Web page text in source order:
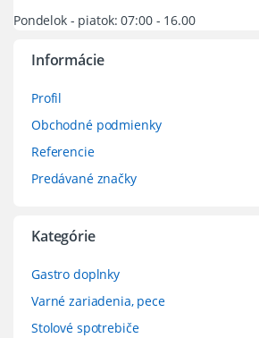
Pondelok - piatok: 07:00 - 16.00
Informácie
Profil
Obchodné podmienky
Referencie
Predávané značky
Kategórie
Gastro doplnky
Varné zariadenia, pece
Stolové spotrebiče